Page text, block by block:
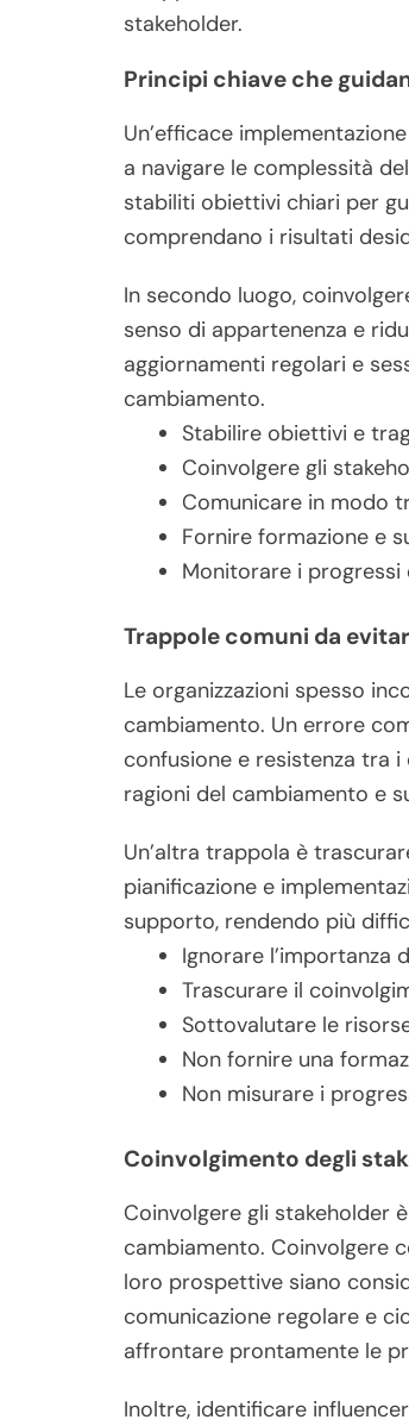
stakeholder.
Principi chiave che
Un’efficace
a navigare le complessità
stabiliti obiettivi chiari per
comprendano i risultati
In secondo luogo,
senso di appartenenza e
aggiornamenti regolari e
cambiamento.
Stabilire obiettivi e
Coinvolgere gli
Comunicare in modo
Fornire formazione e
Monitorare i progressi
Trappole comuni da
Le organizzazioni spesso
cambiamento. Un errore
confusione e resistenza tra
ragioni del cambiamento e
Un’altra trappola è
pianificazione e
supporto, rendendo più
Ignorare l’importanza
Trascurare il
Sottovalutare le
Non fornire una
Non misurare i
Coinvolgimento degli
Coinvolgere gli stakeholder
cambiamento. Coinvolgere
loro prospettive siano
comunicazione regolare e
affrontare prontamente le
Inoltre, identificare